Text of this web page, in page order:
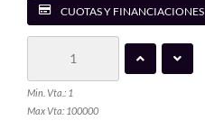
CUOTAS Y FINANCIACIONES
Min. Vta.: 1
Max Vta: 100000